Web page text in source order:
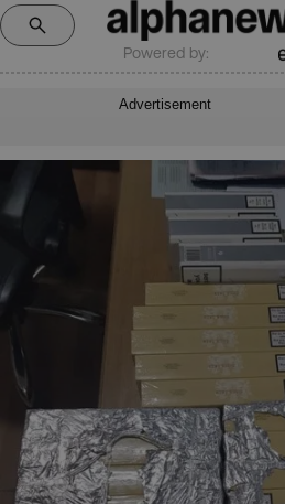
Powered by:
Advertisement